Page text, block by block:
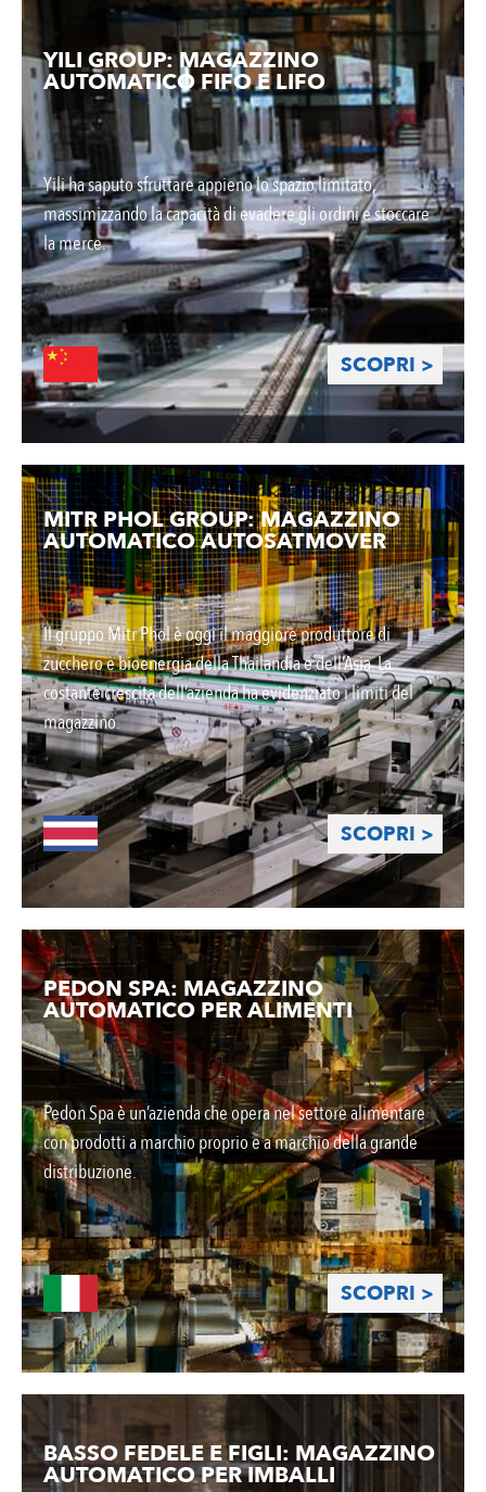
YILI GROUP: MAGAZZINO
AUTOMATICO FIFO E LIFO
Yili ha saputo sfruttare appieno lo spazio limitato,
massimizzando la capacità di evadere gli ordini e stoccare
la merce.
SCOPRI >
MITR PHOL GROUP: MAGAZZINO
AUTOMATICO AUTOSATMOVER
Il gruppo Mitr Phol è oggi il maggiore produttore di
zucchero e bioenergia della Thailandia e dell’Asia. La
costante crescita dell’azienda ha evidenziato i limiti del
magazzino.
SCOPRI >
PEDON SPA: MAGAZZINO
AUTOMATICO PER ALIMENTI
Pedon Spa è un’azienda che opera nel settore alimentare
con prodotti a marchio proprio e a marchio della grande
distribuzione.
SCOPRI >
BASSO FEDELE E FIGLI: MAGAZZINO
AUTOMATICO PER IMBALLI